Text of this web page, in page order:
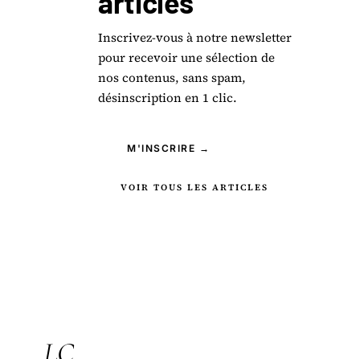
Inscrivez-vous à notre newsletter
pour recevoir une sélection de
nos contenus, sans spam,
désinscription en 1 clic.
M'INSCRIRE →
VOIR TOUS LES ARTICLES